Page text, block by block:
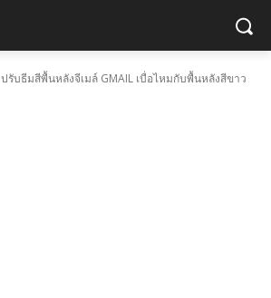
ปรับธีมสีพื้นหลังจีเมล์ GMAIL เบื่อไหมกับพื้นหลังสีขาว